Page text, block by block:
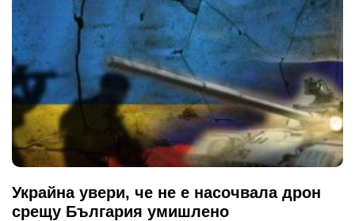
Украйна увери, че не е насочвала дрон
срещу България умишлено